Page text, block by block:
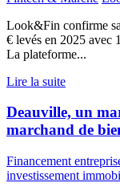
Look&Fin confirme
€ levés en 2025 avec
La plateforme...
Lire la suite
Deauville, un
marchand de
Financement
investissement